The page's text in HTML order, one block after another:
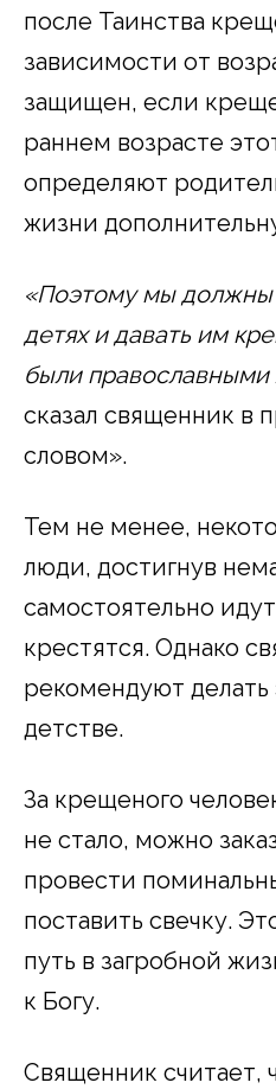
после Таинства
зависимости от
защищен, если
раннем возрасте
определяют
жизни
«Поэтому мы должны
детях и давать им
были православными
сказал священник в
словом».
Тем не менее,
люди, достигнув
самостоятельно
крестятся. Однако
рекомендуют делать
детстве.
За крещеного
не стало, можно
провести
поставить свечку.
путь в загробной
к Богу.
Священник считает,